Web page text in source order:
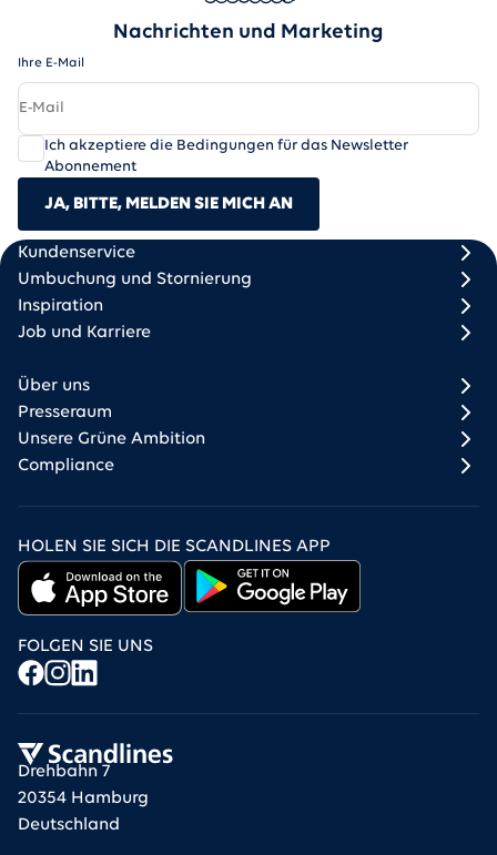
Nachrichten und Marketing
Ihre E-Mail
Ich akzeptiere die Bedingungen für das Newsletter
Abonnement
JA, BITTE, MELDEN SIE MICH AN
Scandlines
Drehbahn 7
20354 Hamburg
Deutschland
Footer column 1
Kundenservice
Umbuchung und Stornierung
Inspiration
Job und Karriere
Footer column 2
Über uns
Presseraum
Unsere Grüne Ambition
Compliance
HOLEN SIE SICH DIE SCANDLINES APP
FOLGEN SIE UNS